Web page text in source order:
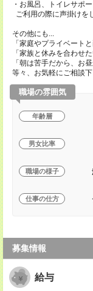
・お風呂、トイレサポー
ご利用の際に声掛け
その他にも...
「家庭やプライベート
「家族と休みを合わせ
「朝は苦手だから、お
等々、お気軽にご相談下
職場の雰囲気
年齢層
男女比率
職場の様子
仕事の仕方
募集情報
給与